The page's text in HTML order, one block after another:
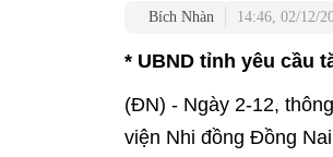
Bích Nhàn 14:46, 02/12/
* UBND tỉnh yêu cầu
(ĐN) - Ngày 2-12,
viện Nhi đồng Đồng